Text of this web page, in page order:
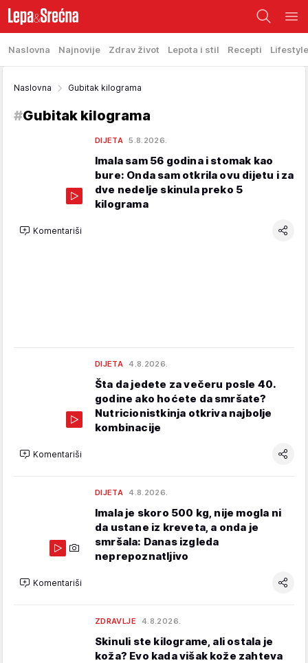
Naslovna Najnovije Zdrav život Lepota i stil Recepti Lifestyle
Naslovna Gubitak kilograma
#Gubitak kilograma
DIJETA 5.8.2026.
Imala sam 56 godina i stomak kao
bure: Onda sam otkrila ovu dijetu i za
dve nedelje skinula preko 5
kilograma
Komentariši
DIJETA 4.8.2026.
Šta da jedete za večeru posle 40.
godine ako hoćete da smršate?
Nutricionistkinja otkriva najbolje
kombinacije
Komentariši
DIJETA 4.8.2026.
Imala je skoro 500 kg, nije mogla ni
da ustane iz kreveta, a onda je
smršala: Danas izgleda
neprepoznatljivo
Komentariši
ZDRAVLJE 4.8.2026.
Skinuli ste kilograme, ali ostala je
koža? Evo kada višak kože zahteva